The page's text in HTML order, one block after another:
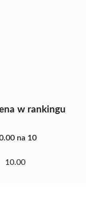
w rankingu
na 10
10.00